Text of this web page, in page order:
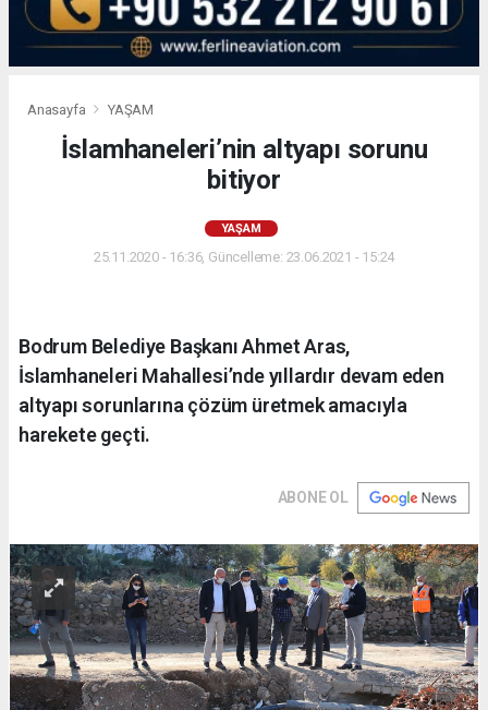
Anasayfa YAŞAM
İslamhaneleri’nin altyapı sorunu
bitiyor
YAŞAM
25.11.2020 - 16:36, Güncelleme: 23.06.2021 - 15:24
Bodrum Belediye Başkanı Ahmet Aras,
İslamhaneleri Mahallesi’nde yıllardır devam eden
altyapı sorunlarına çözüm üretmek amacıyla
harekete geçti.
ABONE OL